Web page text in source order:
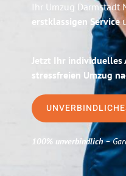
Ihr Umzug Darmstadt
erstklassigen Service
Jetzt Ihr individuelles
stressfreien Umzug
100% unverbindlich–